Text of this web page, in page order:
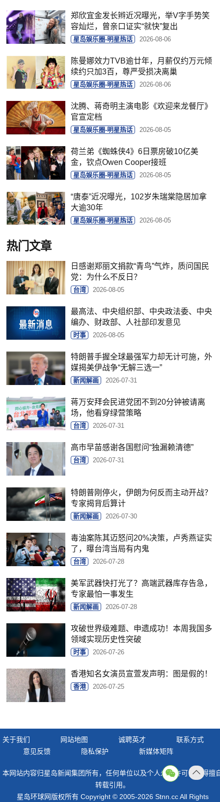
郑欣宜金发长辫近况曝光，举V字手势笑
容灿烂，曾亲口证实“就快”复出
星岛娱乐圈-明星热话 2026-08-06
陈曼娜效力TVB逾廿年，月薪仅约万元倾
续约只加3百，尊严受损决离巢
星岛娱乐圈-明星热话 2026-08-06
沈腾、蒋奇明主演电影《欢迎来龙餐厅》
官宣定档
星岛娱乐圈-明星热话 2026-08-05
荷兰弟《蜘蛛侠4》6日票房破10亿美
金，钦点Owen Cooper接班
星岛娱乐圈-明星热话 2026-08-05
“唐泰”近况曝光，102岁朱瑞棠隐居加拿
大逾30年
星岛娱乐圈-明星热话 2026-08-05
热门文章
日感谢郑丽文捐款“青鸟”气炸，质问国民
党：为什么不反日？
台湾 2026-08-05
最高法、中央组织部、中央政法委、中央
编办、财政部、人社部印发意见
时事 2026-08-05
特朗普手握全球最强军力却无计可施，外
媒揭美伊战争“无解三选一”
新闻解画 2026-07-31
蒋万安拜会民进党团不到20分钟被请离
场，他看穿绿营策略
台湾 2026-07-31
高市早苗感谢各国慰问“独漏赖清德”
台湾 2026-07-31
特朗普刚停火，伊朗为何反而主动开战？
专家揭背后算计
新闻解画 2026-07-30
毒油案陈其迈怒问20%决策，卢秀燕证实
了，曝台湾当局有内鬼
台湾 2026-07-28
美军武器快打光了？高端武器库存告急，
专家最怕一事发生
新闻解画 2026-07-28
攻破世界级难题、申遗成功！本周我国多
领域实现历史性突破
时事 2026-07-26
香港知名女演员宣萱发声明：图是假的！
香港 2026-07-25
关于我们 网站地图 诚聘英才
联系方式
意见反馈
隐私保护 新媒体矩阵
本网站内容归星岛新闻集团所有，任何单位以及个人未经许可，不得擅
转载引用。
星岛环球网版权所有 Copyright © 2005-2026 Stnn.cc All Rights
顶部